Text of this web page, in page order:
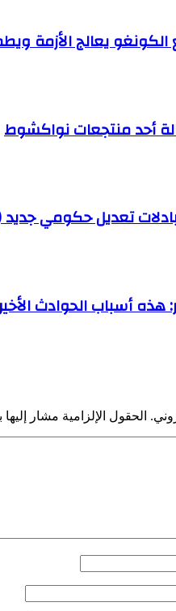
يعالج الأزمة
أحد منتجعات نواكشوط
تعديل حكومي جديد
أسباب الحوادث
الحقول الإلزامية مشار إليها